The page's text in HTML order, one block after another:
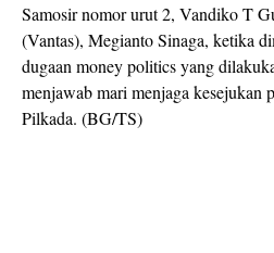
Samosir nomor urut 2, Vandiko T
(Vantas), Megianto Sinaga, ketika
dugaan money politics yang
menjawab mari menjaga kesejukan
Pilkada. (BG/TS)